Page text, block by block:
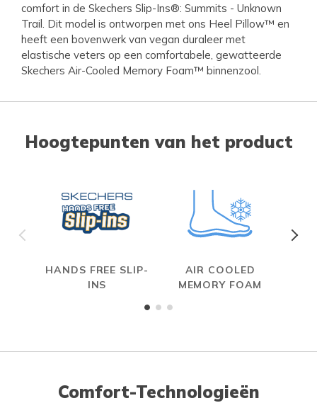
comfort in de Skechers Slip-Ins®: Summits - Unknown
Trail. Dit model is ontworpen met ons Heel Pillow™ en
heeft een bovenwerk van vegan duraleer met
elastische veters op een comfortabele, gewatteerde
Skechers Air-Cooled Memory Foam™ binnenzool.
Hoogtepunten van het product
HANDS FREE SLIP-
INS
AIR COOLED
MEMORY FOAM
Comfort-Technologieën